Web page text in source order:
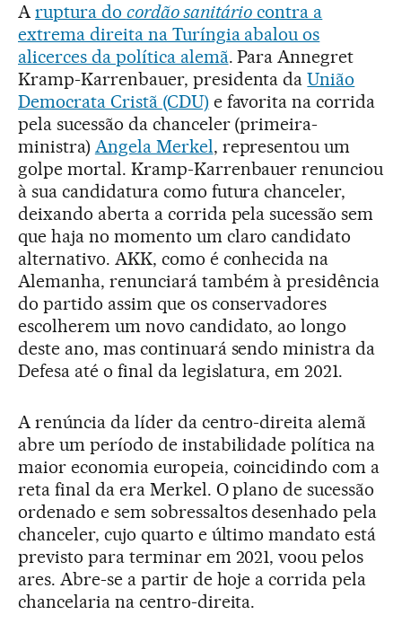
Aruptura do cordão sanitário contra a
extrema direita na Turíngia abalou os
alicerces da política alemã. Para Annegret
Kramp-Karrenbauer, presidenta daUnião
Democrata Cristã (CDU) e favorita na corrida
pela sucessão da chanceler (primeira-
ministra) Angela Merkel, representou um
golpe mortal. Kramp-Karrenbauer renunciou
à sua candidatura como futura chanceler,
deixando aberta a corrida pela sucessão sem
que haja no momento um claro candidato
alternativo. AKK, como é conhecida na
Alemanha, renunciará também à presidência
do partido assim que os conservadores
escolherem um novo candidato, ao longo
deste ano, mas continuará sendo ministra da
Defesa até o final da legislatura, em 2021.
A renúncia da líder da centro-direita alemã
abre um período de instabilidade política na
maior economia europeia, coincidindo com a
reta final da era Merkel. O plano de sucessão
ordenado e sem sobressaltos desenhado pela
chanceler, cujo quarto e último mandato está
previsto para terminar em 2021, voou pelos
ares. Abre-se a partir de hoje a corrida pela
chancelaria na centro-direita.